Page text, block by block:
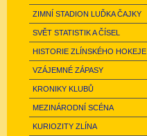
ZIMNÍ STADION LUĎKA ČAJKY
SVĚT STATISTIK A ČÍSEL
HISTORIE ZLÍNSKÉHO HOKEJE
VZÁJEMNÉ ZÁPASY
KRONIKY KLUBŮ
MEZINÁRODNÍ SCÉNA
KURIOZITY ZLÍNA